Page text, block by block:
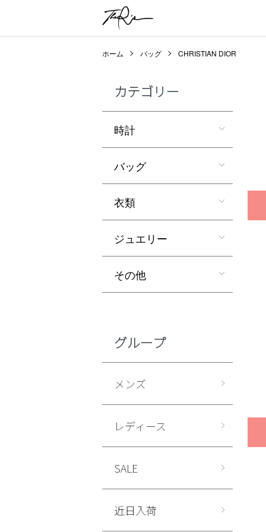
ホーム バッグ CHRISTIAN DIOR
カテゴリー
時計
バッグ
衣類
ジュエリー
その他
グループ
メンズ
レディース
SALE
近日入荷